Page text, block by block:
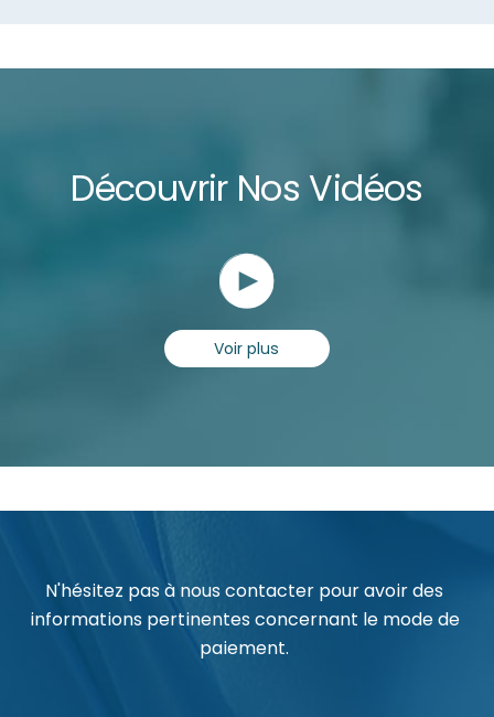
Découvrir Nos Vidéos
Voir plus
N'hésitez pas à nous contacter pour avoir des
informations pertinentes concernant le mode de
paiement.